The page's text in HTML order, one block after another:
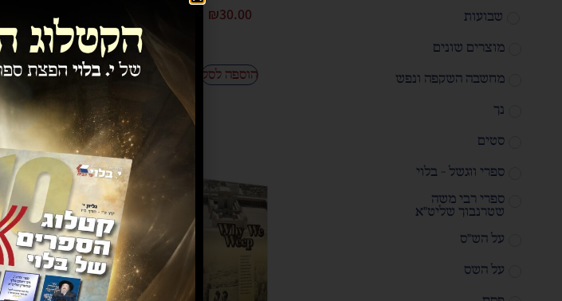
שבועות
מוצרים שונים
מחשבה השקפה ונפש
נך
סטים
ספרי ווגשל - בלוי
ספרי רבי משה
שטרנבוך שליט"א
על הש"ס
על השס
₪30.00
הוספה לסל
₪10.00
הוספה לסל